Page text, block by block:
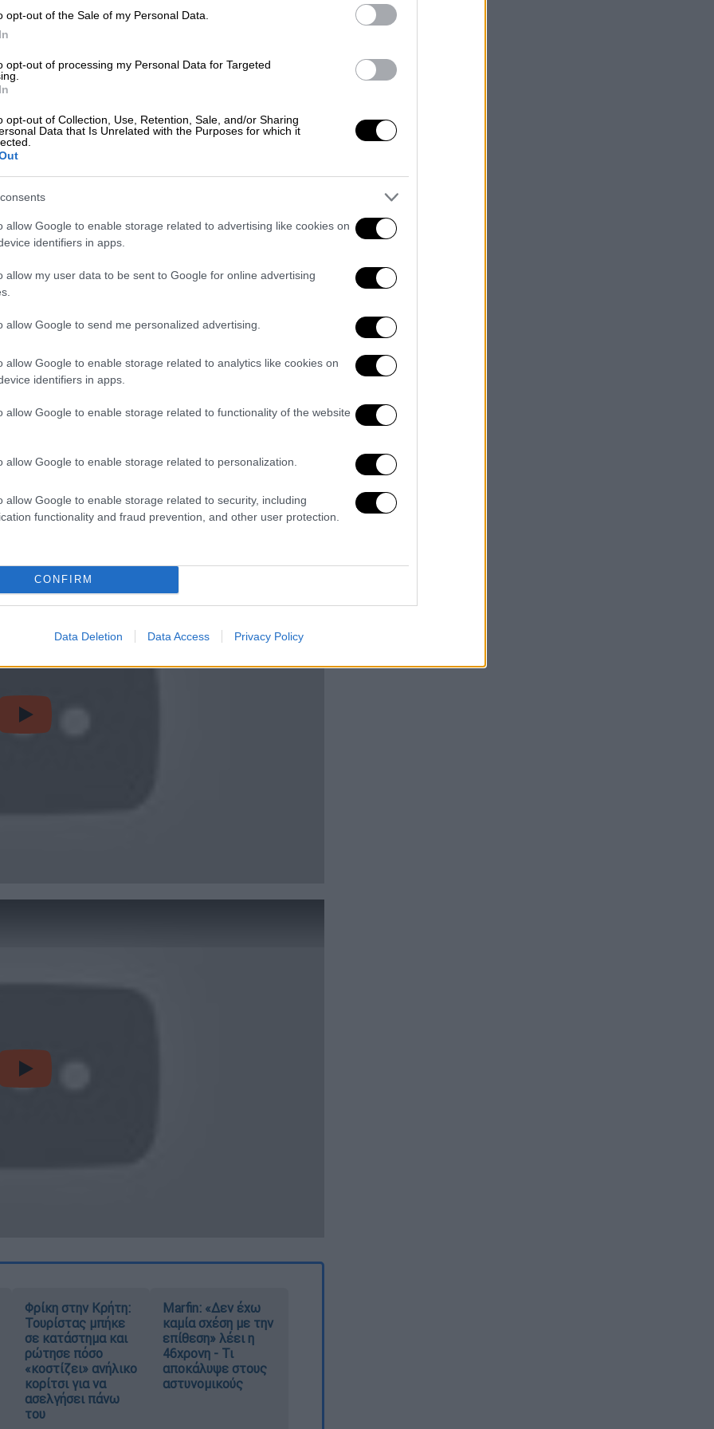
opt-out of the Sale of my Personal Data.
opt-out of processing my Personal Data for Targeted
opt-out of Collection, Use, Retention, Sale, and/or Sharing
Data that Is Unrelated with the Purposes for which it
allow Google to enable storage related to advertising like cookies on
identifiers in apps.
allow my user data to be sent to Google for online advertising
allow Google to send me personalized advertising.
allow Google to enable storage related to analytics like cookies on
identifiers in apps.
allow Google to enable storage related to functionality of the website
allow Google to enable storage related to personalization.
allow Google to enable storage related to security, including
functionality and fraud prevention, and other user protection.
CONFIRM
Data Deletion Data Access Privacy Policy
σοσιαλιστή πρόεδρο Μιτεράν, ηττήθηκε
οδήγησε το κόμμα του σε μια νίκη στις
εκλογές το 1995, νίκησε στην
Λιονέλ Ζοσπέν, εγκαινιάζοντας για
Μία από τις πρώτες πράξεις κατά τη
των πυρηνικών πειραμάτων στον
την προηγούμενη πολιτική γραμμή
προνομιούχο άξονα με τη Γερμανία.
έχοντας απέναντί του τον
μετανάστες, που πήραν χαρακτήρα
του να κηρύξει ξανά τον νόμο που ίσχυε
αποσύρθηκε από την πολιτική.
για υπεξαίρεση δημόσιου χρήματος,
συμφερόντων, πράξεις οι
στη διάρκεια της θητείας του
1990 - 1995, και ενώ κατείχε τη θέση του
video
video
Φρίκη στην Κρήτη:
Τουρίστας μπήκε
σε κατάστημα και
ρώτησε πόσο
«κοστίζει» ανήλικο
κορίτσι για να
ασελγήσει πάνω
του
Marfin: «Δεν έχω
καμία σχέση με την
επίθεση» λέει η
46χρονη - Τι
αποκάλυψε στους
αστυνομικούς